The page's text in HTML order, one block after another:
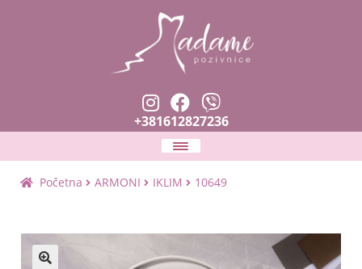
+381612827236
Naslovna
child
menu
Zahvalnice i prskalice
Početna ARMONI IKLIM 10649